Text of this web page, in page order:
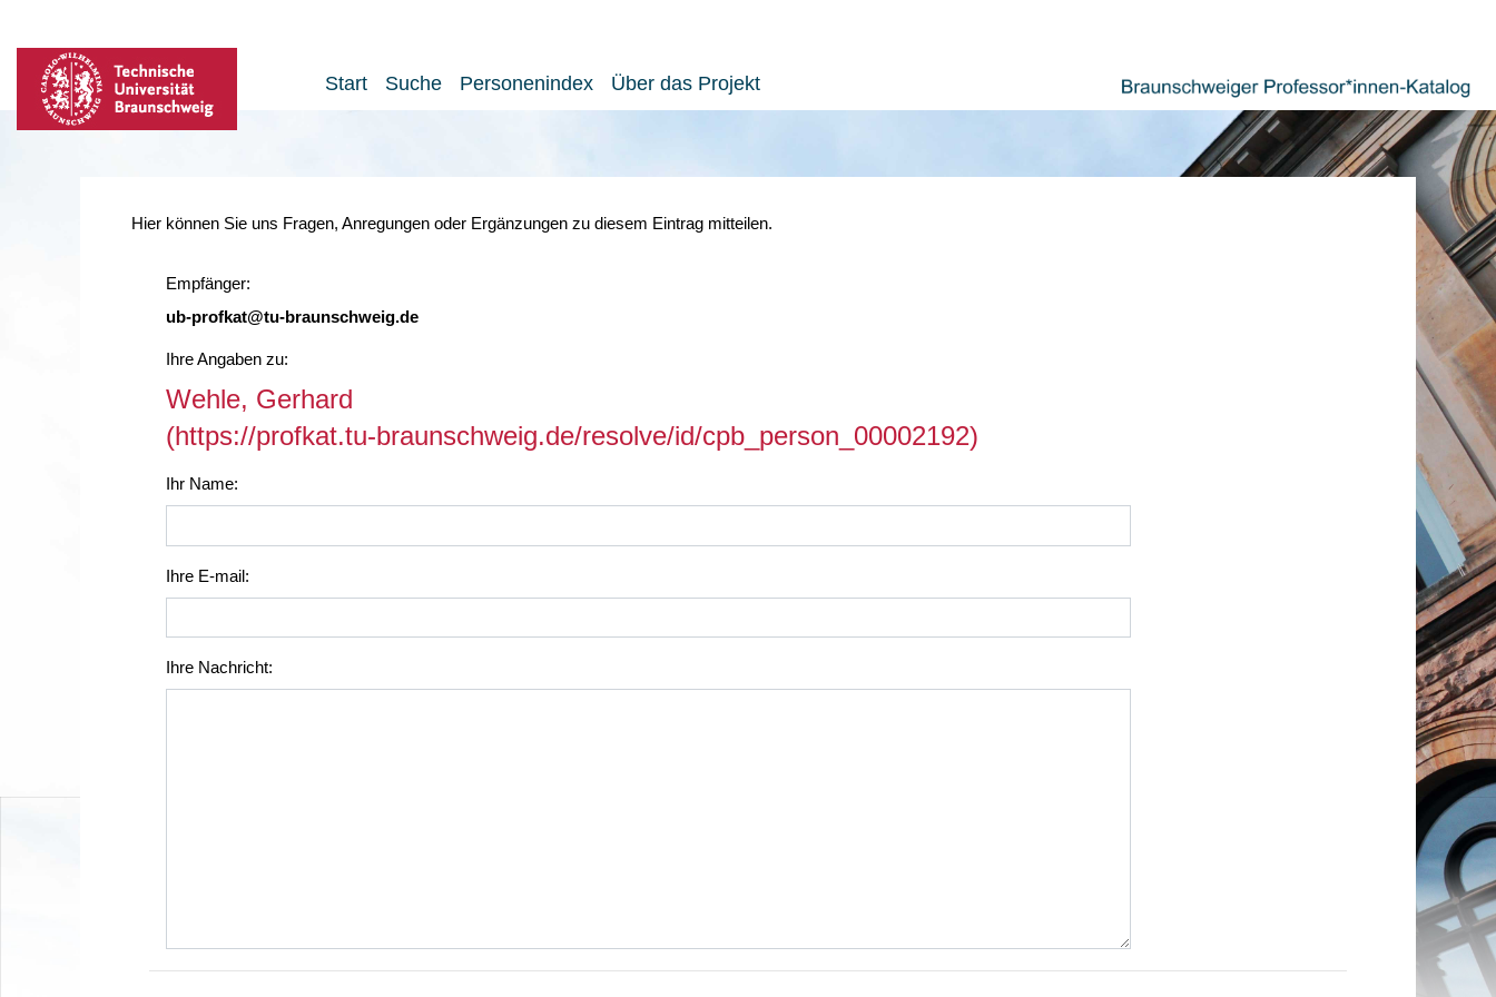
Start Suche Personenindex Über das Projekt
Hier können Sie uns Fragen, Anregungen oder Ergänzungen zu diesem Eintrag mitteilen.
Empfänger:
ub-profkat@tu-braunschweig.de
Ihre Angaben zu:
Wehle, Gerhard
(https://profkat.tu-braunschweig.de/resolve/id/cpb_person_00002192)
Ihr Name:
Ihre E-mail:
Ihre Nachricht: